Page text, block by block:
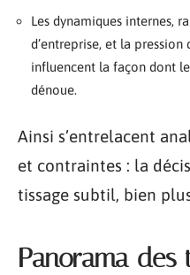
Les dynamiques internes,
d’entreprise, et la
influencent la façon dont le
dénoue.
Ainsi s’entrelacent
et contraintes : la
tissage subtil, bien
Panorama